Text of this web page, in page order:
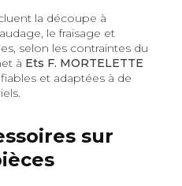
la découpe à
le fraisage et
selon les contraintes du
à Ets F. MORTELETTE
et adaptées à de
sur